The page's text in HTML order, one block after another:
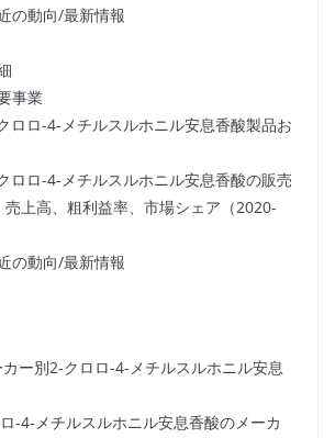
の動向/最新情報
事業
ロロ-4-メチルスルホニル安息香酸製品お
ロロ-4-メチルスルホニル安息香酸の販売
上高、粗利益率、市場シェア（2020-
の動向/最新情報
ー別2-クロロ-4-メチルスルホニル安息
-4-メチルスルホニル安息香酸のメーカ